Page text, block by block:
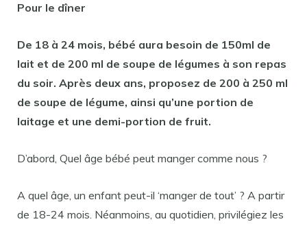
Pour le dîner
De 18 à 24 mois, bébé aura besoin de 150ml de
lait et de 200 ml de soupe de légumes à son repas
du soir. Après deux ans, proposez de 200 à 250 ml
de soupe de légume, ainsi qu’une portion de
laitage et une demi-portion de fruit.
D’abord, Quel âge bébé peut manger comme nous ?
A quel âge, un enfant peut-il ‘manger de tout’ ? A partir
de 18-24 mois. Néanmoins, au quotidien, privilégiez les